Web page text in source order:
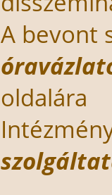
A bevont
oldalára